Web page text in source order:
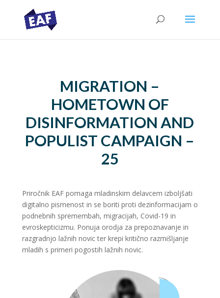
MIGRATION –
HOMETOWN OF
DISINFORMATION AND
POPULIST CAMPAIGN –
25
Priročnik EAF pomaga mladinskim delavcem izboljšati
digitalno pismenost in se boriti proti dezinformacijam o
podnebnih spremembah, migracijah, Covid-19 in
evroskepticizmu. Ponuja orodja za prepoznavanje in
razgradnjo lažnih novic ter krepi kritično razmišljanje
mladih s primeri pogostih lažnih novic.